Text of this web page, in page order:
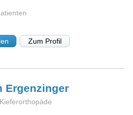
Zum Profil
Ergenzinger